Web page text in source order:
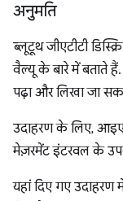
अनुमति
ब्लूटूथ जीएटीटी
वैल्यू के बारे में बताते
पढ़ा और लिखा जा
उदाहरण के लिए,
मेज़रमेंट इंटरवल के
यहां दिए गए उदाहरण